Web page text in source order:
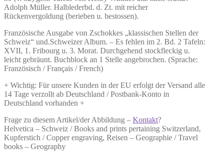
Adolph Müller. Halblederbd. d. Zt. mit reicher
Rückenvergoldung (berieben u. bestossen).
Französische Ausgabe von Zschokkes „klassischen Stellen der
Schweiz“ und.Schweizer Album. – Es fehlen im 2. Bd. 2 Tafeln:
XVII, 1. Fribourg u. 3. Morat. Durchgehend stockfleckig u.
leicht gebräunt. Buchblock an 1 Stelle angebrochen. (Sprache:
Französisch / Français / French)
+ Wichtig: Für unsere Kunden in der EU erfolgt der Versand alle
14 Tage verzollt ab Deutschland / Postbank-Konto in
Deutschland vorhanden +
Frage zu diesem Artikel/der Abbildung – Kontakt?
Helvetica – Schweiz / Books and prints pertaining Switzerland,
Kupferstich / Copper engraving, Reisen – Geographie / Travel
books – Geography